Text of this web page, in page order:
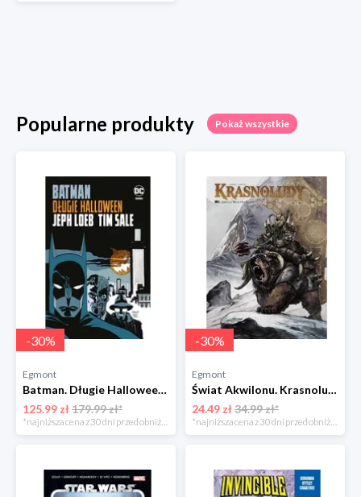
Popularne produkty Pokaż wszystkie
-30%
Egmont
Batman. Długie Halloween Egmont
125.99 zł179.99 zł*
*najniższa cena z 30 dni przed obniżką
-30%
Egmont
Świat Akwilonu. Krasnoludy. Jorun z Bractwa Kuźni. Tom 6 Egmont
24.49 zł34.99 zł*
*najniższa cena z 30 dni przed obniżką